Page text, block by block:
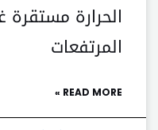
الحرارة
المرتفعات
READ MORE »